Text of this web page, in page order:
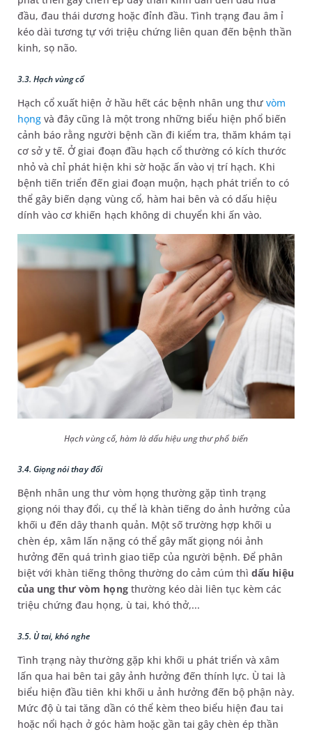
đầu, đau thái dương hoặc đỉnh đầu. Tình trạng đau âm ỉ
kéo dài tương tự với triệu chứng liên quan đến bệnh thần
kinh, sọ não.
3.3. Hạch vùng cổ
Hạch cổ xuất hiện ở hầu hết các bệnh nhân ung thưvòm
họng và đây cũng là một trong những biểu hiện phổ biến
cảnh báo rằng người bệnh cần đi kiểm tra, thăm khám tại
cơ sở y tế. Ở giai đoạn đầu hạch cổ thường có kích thước
nhỏ và chỉ phát hiện khi sờ hoặc ấn vào vị trí hạch. Khi
bệnh tiến triển đến giai đoạn muộn, hạch phát triển to có
thể gây biến dạng vùng cổ, hàm hai bên và có dấu hiệu
dính vào cơ khiến hạch không di chuyển khi ấn vào.
Hạch vùng cổ, hàm là dấu hiệu ung thư phổ biến
3.4. Giọng nói thay đổi
Bệnh nhân ung thư vòm họng thường gặp tình trạng
giọng nói thay đổi, cụ thể là khàn tiếng do ảnh hưởng của
khối u đến dây thanh quản. Một số trường hợp khối u
chèn ép, xâm lấn nặng có thể gây mất giọng nói ảnh
hưởng đến quá trình giao tiếp của người bệnh. Để phân
biệt với khàn tiếng thông thường do cảm cúm thìdấu hiệu
của ung thư vòm họngthường kéo dài liên tục kèm các
triệu chứng đau họng, ù tai, khó thở,...
3.5. Ù tai, khó nghe
Tình trạng này thường gặp khi khối u phát triển và xâm
lấn qua hai bên tai gây ảnh hưởng đến thính lực. Ù tai là
biểu hiện đầu tiên khi khối u ảnh hưởng đến bộ phận này.
Mức độ ù tai tăng dần có thể kèm theo biểu hiện đau tai
hoặc nổi hạch ở góc hàm hoặc gần tai gây chèn ép thần